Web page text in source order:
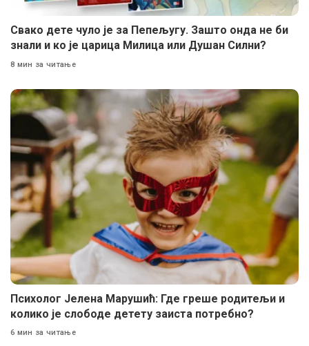
Свако дете чуло је за Пепељугу. Зашто онда не би
знали и ко је царица Милица или Душан Силни?
8 мин за читање
Психолог Јелена Марушић: Где греше родитељи и
колико је слободе детету заиста потребно?
6 мин за читање